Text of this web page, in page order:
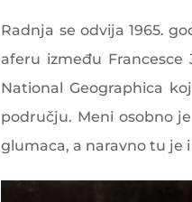
Radnja se odvija 1965.
aferu između Francesce
National Geographica
području. Meni osobno
glumaca, a naravno tu je